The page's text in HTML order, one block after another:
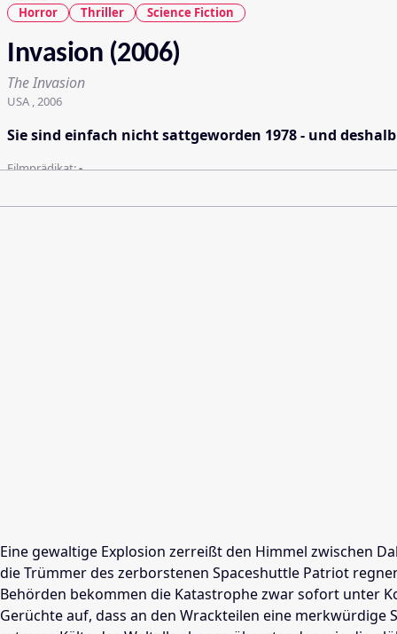
Horror
Thriller Science Fiction
Invasion (2006)
The Invasion
USA , 2006
Sie sind einfach nicht sattgeworden 1978 - und
Filmprädikat:-
Eine gewaltige Explosion zerreißt den Himmel zwischen
die Trümmer des zerborstenen Spaceshuttle Patriot
Behörden bekommen die Katastrophe zwar sofort unter
Gerüchte auf, dass an den Wrackteilen eine merkwürdige